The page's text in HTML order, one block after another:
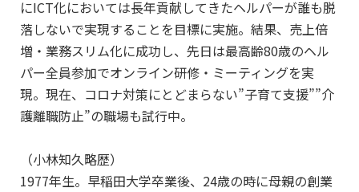
にICT化においては長年貢献してきたヘルパーが誰も脱
落しないで実現することを目標に実施。結果、売上倍
増・業務スリム化に成功し、先日は最高齢80歳のヘル
パー全員参加でオンライン研修・ミーティングを実
現。現在、コロナ対策にとどまらない”子育て支援””介
護離職防止”の職場も試行中。
（小林知久略歴）
1977年生。早稲田大学卒業後、24歳の時に母親の創業